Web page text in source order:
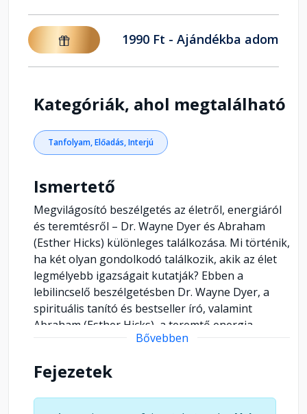
1990 Ft - Ajándékba adom
Kategóriák, ahol megtalálható
Tanfolyam, Előadás, Interjú
Ismertető
Megvilágosító beszélgetés az életről, energiáról
és teremtésről – Dr. Wayne Dyer és Abraham
(Esther Hicks) különleges találkozása. Mi történik,
ha két olyan gondolkodó találkozik, akik az élet
legmélyebb igazságait kutatják? Ebben a
lebilincselő beszélgetésben Dr. Wayne Dyer, a
spirituális tanító és bestseller író, valamint
Abraham (Esther Hicks), a teremtő energia
közvetítője, olyan témákat járnak körül, amelyek
*Miért érezzük néha, hogy elakadunk az
Bővebben
Fejezetek